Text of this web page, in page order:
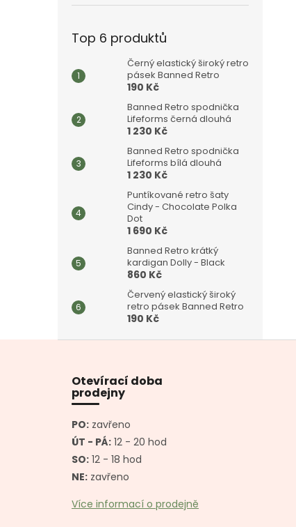
Top 6 produktů
Černý elastický široký retro
pásek Banned Retro
190 Kč
Banned Retro spodnička
Lifeforms černá dlouhá
1 230 Kč
Banned Retro spodnička
Lifeforms bílá dlouhá
1 230 Kč
Puntíkované retro šaty
Cindy - Chocolate Polka
Dot
1 690 Kč
Banned Retro krátký
kardigan Dolly - Black
860 Kč
Červený elastický široký
retro pásek Banned Retro
190 Kč
Otevírací doba
prodejny
PO: zavřeno
ÚT - PÁ: 12 - 20 hod
SO: 12 - 18 hod
NE: zavřeno
Více informací o prodejně